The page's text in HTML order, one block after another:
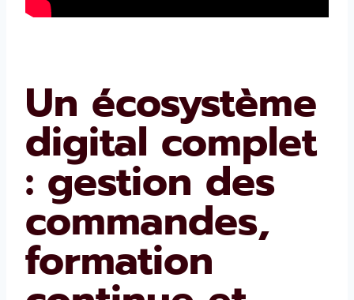
Un écosystème
digital complet
: gestion des
commandes,
formation